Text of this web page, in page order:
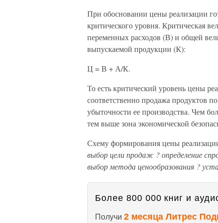
При обосновании цены реализации
критического уровня. Критическая
переменных расходов (В) и общей
выпускаемой продукции (К):
Ц = В + А/К.
То есть критический уровень цены
соответственно продажа продуктов
убыточности ее производства. Чем
тем выше зона экономической
Схему формирования цены
выбор цели продаж ? определение
выбор метода ценообразования ?
Более 800 000 книг и
Получи 2 месяца Литрес